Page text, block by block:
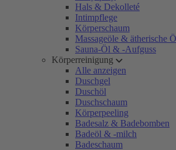
Hals & Dekolleté
Intimpflege
Körperschaum
Massageöle & ätherische
Sauna-Öl & -Aufguss
Körperreinigung
Alle anzeigen
Duschgel
Duschöl
Duschschaum
Körperpeeling
Badesalz & Badebomben
Badeöl & -milch
Badeschaum